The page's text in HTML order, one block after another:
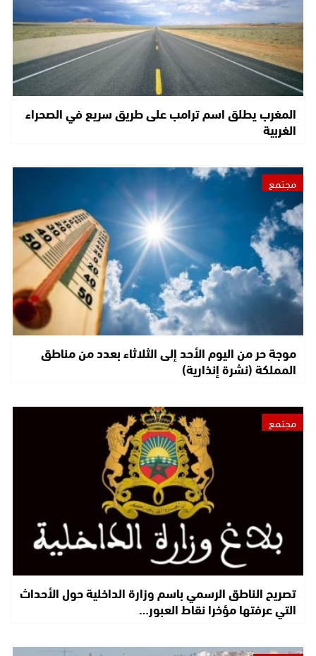
المغرب يطلق اسم ترامب على طريق سريع في الصحراء
الغربية
مجتمع
موجة حر من اليوم الأحد إلى الثلاثاء بعدد من مناطق
المملكة (نشرة إنذارية)
مجتمع
تصريح الناطق الرسمي باسم وزارة الداخلية حول الأحداث
التي عرفتها مؤخرا نقاط العبور…